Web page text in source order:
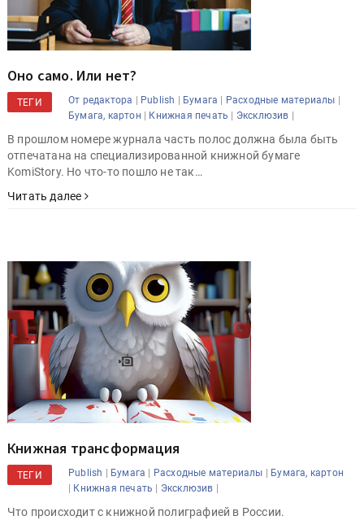
Оно само. Или нет?
ТЕГИ От редактора | Publish | Бумага | Расходные материалы |
Бумага, картон | Книжная печать | Эксклюзив |
В прошлом номере журнала часть полос должна была быть
отпечатана на специализированной книжной бумаге
KomiStory. Но что-то пошло не так…
Читать далее
Книжная трансформация
ТЕГИ Publish | Бумага | Расходные материалы | Бумага, картон
| Книжная печать | Эксклюзив |
Что происходит с книжной полиграфией в России.